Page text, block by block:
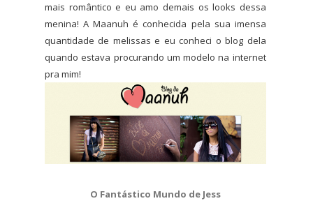
mais romântico e eu amo demais os looks dessa
menina! A Maanuh é conhecida pela sua imensa
quantidade de melissas e eu conheci o blog dela
quando estava procurando um modelo na internet
pra mim!
O Fantástico Mundo de Jess